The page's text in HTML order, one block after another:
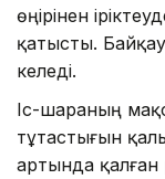
өңірінен
қатысты.
келеді.
Іс-шараның
тұтастығын
артында